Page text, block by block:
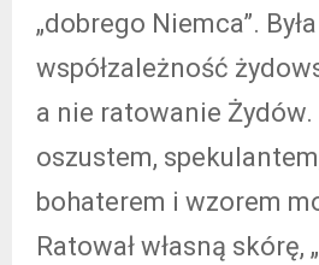
„dobrego Niemca”.
współzależność
a nie ratowanie Żydów.
oszustem,
bohaterem i wzorem
Ratował własną skórę,